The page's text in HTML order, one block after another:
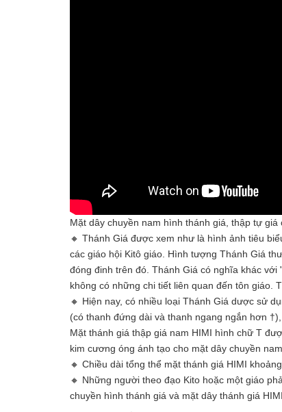
Mặt dây chuyền nam hình thánh giá, thập tự
🔸 Thánh Giá được xem như là hình ảnh tiêu
các giáo hội Kitô giáo. Hình tượng Thánh Giá
đóng đinh trên đó. Thánh Giá có nghĩa khác
không có những chi tiết liên quan đến tôn giáo.
🔸 Hiện nay, có nhiều loại Thánh Giá dược sử
(có thanh đứng dài và thanh ngang ngắn hơn
Mặt thánh giá thập giá nam HIMI hình chữ T
kim cương óng ánh tạo cho mặt dây chuyền
🔸 Chiều dài tổng thể mặt thánh giá HIMI
🔸 Những người theo đạo Kito hoặc một giáo
chuyền hình thánh giá và mặt dây thánh giá